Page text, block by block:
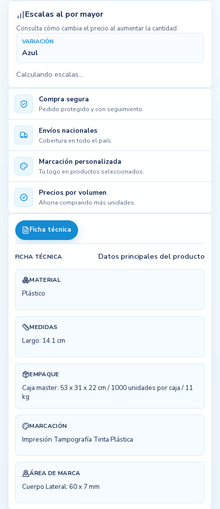
Compra segura
Pedido protegido y con seguimiento.
Envíos nacionales
Cobertura en todo el país.
Marcación personalizada
Tu logo en productos seleccionados.
Precios por volumen
Ahorra comprando más unidades.
Ficha técnica
FICHA TÉCNICA Datos principales del producto
MATERIAL
Plástico
MEDIDAS
Largo: 14.1 cm
EMPAQUE
Caja master: 53 x 31 x 22 cm / 1000 unidades por caja / 11
kg
MARCACIÓN
Impresión Tampografía Tinta Plástica
ÁREA DE MARCA
Cuerpo Lateral: 60 x 7 mm
Escalas al por mayor
Consulta cómo cambia el precio al aumentar la cantidad.
VARIACIÓN
Azul
Calculando escalas...